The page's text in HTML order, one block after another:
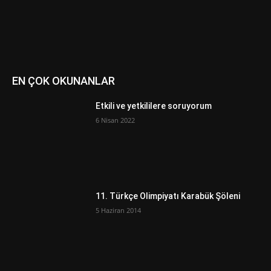
EN ÇOK OKUNANLAR
Etkili ve yetkililere soruyorum
6 Nisan 2022
11. Türkçe Olimpiyatı Karabük Şöleni
5 Haziran 2014